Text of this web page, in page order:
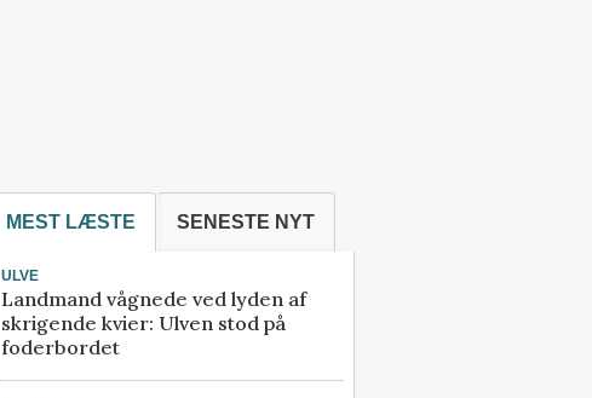
MEST LÆSTE SENESTE NYT
ULVE
Landmand vågnede ved lyden af
skrigende kvier: Ulven stod på
foderbordet